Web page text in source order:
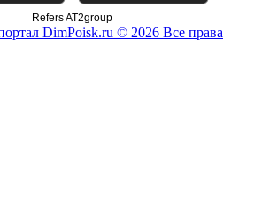
Refers AT2group
DimPoisk.ru © 2026 Все права